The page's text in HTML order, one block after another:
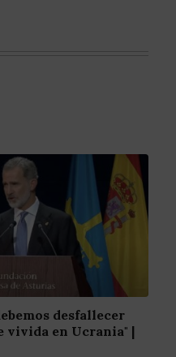
desfallecer
vivida en Ucrania" |